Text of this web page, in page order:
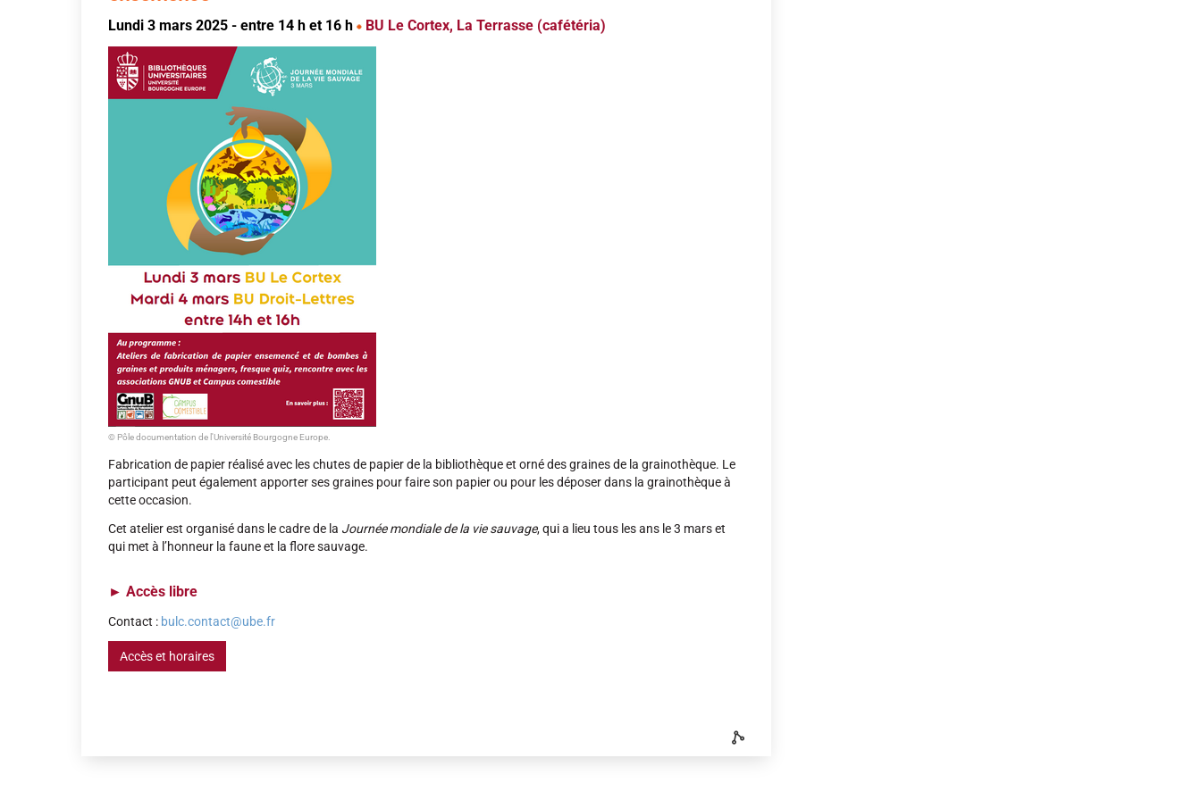
Lundi 3 mars 2025 - entre 14 h et 16 h BU Le Cortex, La Terrasse (cafétéria)
© Pôle documentation de l'Université Bourgogne Europe.
Fabrication de papier réalisé avec les chutes de papier de la bibliothèque et orné des graines de la grainothèque. Le
participant peut également apporter ses graines pour faire son papier ou pour les déposer dans la grainothèque à
cette occasion.
Cet atelier est organisé dans le cadre de la Journée mondiale de la vie sauvage, qui a lieu tous les ans le 3 mars et
qui met à l’honneur la faune et la flore sauvage.
► Accès libre
Contact : bulc.contact@ube.fr
Accès et horaires